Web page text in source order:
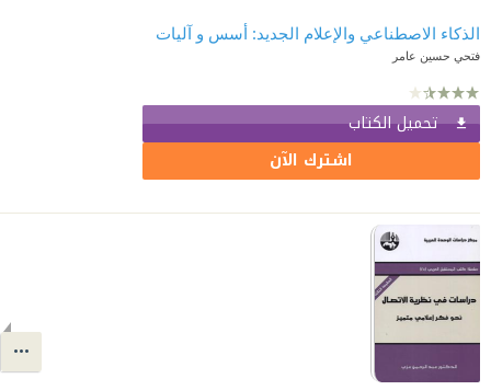
الذكاء الاصطناعي والإعلام الجديد: أسس و آليات
فتحي حسين عامر
تحميل الكتاب
اشترك الآن